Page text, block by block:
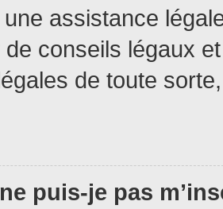
assistance
de conseils légaux
de toute
puis-je pas